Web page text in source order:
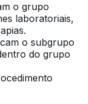
o grupo
laboratoriais,
o subgrupo
do grupo